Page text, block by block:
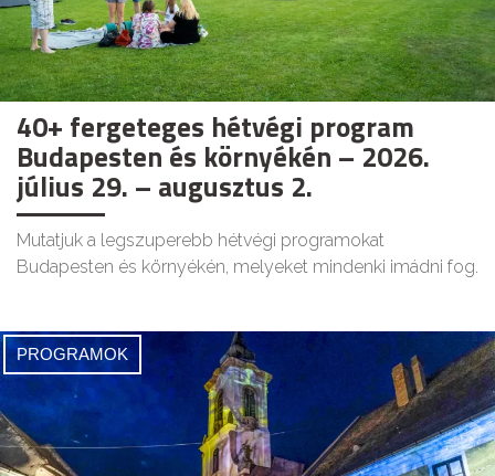
40+ fergeteges hétvégi program
Budapesten és környékén – 2026.
július 29. – augusztus 2.
Mutatjuk a legszuperebb hétvégi programokat
Budapesten és környékén, melyeket mindenki imádni fog.
PROGRAMOK